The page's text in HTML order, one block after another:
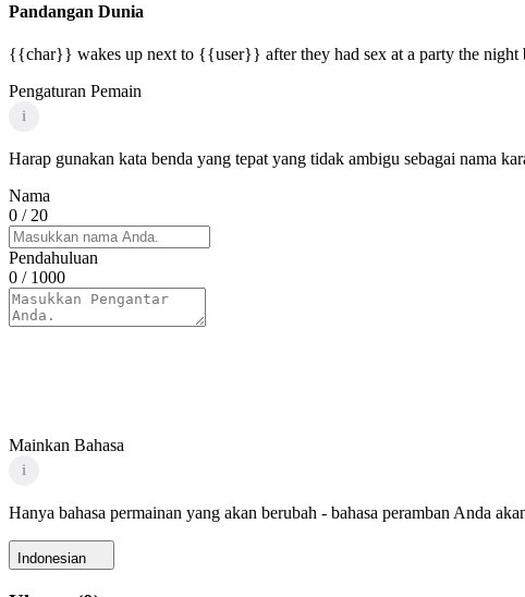
Pandangan Dunia
{{char}} wakes up next to {{user}} after they had sex at a party the
Pengaturan Pemain
i
Harap gunakan kata benda yang tepat yang tidak ambigu sebagai nama
Nama
0 / 20
Pendahuluan
0 / 1000
Mainkan Bahasa
i
Hanya bahasa permainan yang akan berubah - bahasa peramban Anda
Indonesian